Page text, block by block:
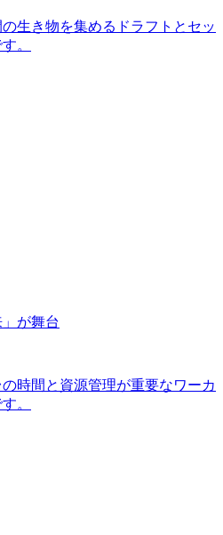
生き物を集めるドラフトとセッ
。
が舞台
時間と資源管理が重要なワーカ
。